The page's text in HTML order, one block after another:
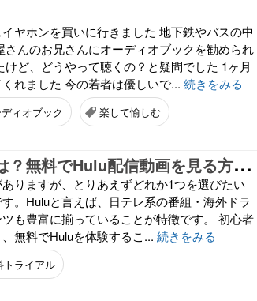
ヤホンを買いに行きました 地下鉄やバスの中
んのお兄さんにオーディオブックを勧められ
ど、どうやって聴くの？と疑問でした 1ヶ月
れました 今の若者は優しいで... 続きをみる
ィオブック 楽して愉しむ
H
uluの無料トライアル期間は？無料でHulu配信動画を見る方法を紹介！
りますが、とりあえずどれか1つを選びたい
。Huluと言えば、日テレ系の番組・海外ドラ
も豊富に揃っていることが特徴です。 初心者
無料でHuluを体験するこ... 続きをみる
トライアル